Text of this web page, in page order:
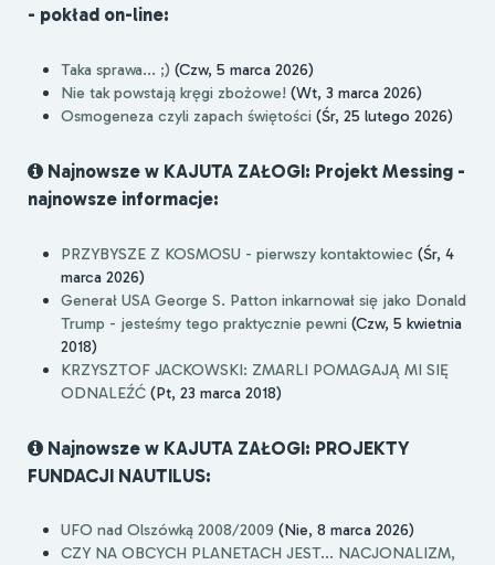
- pokład on-line:
Taka sprawa... ;) (Czw, 5 marca 2026)
Nie tak powstają kręgi zbożowe! (Wt, 3 marca 2026)
Osmogeneza czyli zapach świętości (Śr, 25 lutego 2026)
Najnowsze w KAJUTA ZAŁOGI: Projekt Messing -
najnowsze informacje:
PRZYBYSZE Z KOSMOSU - pierwszy kontaktowiec (Śr, 4
marca 2026)
Generał USA George S. Patton inkarnował się jako Donald
Trump - jesteśmy tego praktycznie pewni (Czw, 5 kwietnia
2018)
KRZYSZTOF JACKOWSKI: ZMARLI POMAGAJĄ MI SIĘ
ODNALEŹĆ (Pt, 23 marca 2018)
Najnowsze w KAJUTA ZAŁOGI: PROJEKTY
FUNDACJI NAUTILUS:
UFO nad Olszówką 2008/2009 (Nie, 8 marca 2026)
CZY NA OBCYCH PLANETACH JEST... NACJONALIZM,